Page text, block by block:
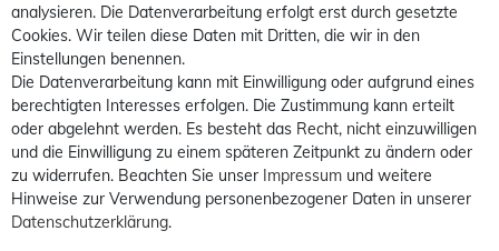
analysieren. Die Datenverarbeitung erfolgt erst durch gesetzte
Cookies. Wir teilen diese Daten mit Dritten, die wir in den
Einstellungen benennen.
Die Datenverarbeitung kann mit Einwilligung oder aufgrund eines
berechtigten Interesses erfolgen. Die Zustimmung kann erteilt
oder abgelehnt werden. Es besteht das Recht, nicht einzuwilligen
und die Einwilligung zu einem späteren Zeitpunkt zu ändern oder
zu widerrufen. Beachten Sie unser Impressum und weitere
Hinweise zur Verwendung personenbezogener Daten in unserer
Daten­schutz­erklärung.